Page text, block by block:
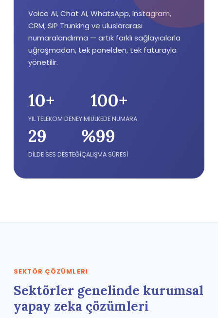
Voice AI, Chat AI, WhatsApp, Instagram,
CRM, SIP Trunking ve uluslararası
numaralandırma — artık farklı sağlayıcılarla
uğraşmadan, tek panelden, tek faturayla
yönetilir.
10+
YIL TELEKOM DENEYİMİ
100+
ÜLKEDE NUMARA
29
DİLDE SES DESTEĞİ
%99
ÇALIŞMA SÜRESİ
SEKTÖR ÇÖZÜMLERI
Sektörler genelinde kurumsal
yapay zeka çözümleri